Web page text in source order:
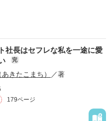
ていた美桜。
二人の関係は壊れてしまう。
両親の離婚によって
れ離れになった。
社長はセフレな私を一途に愛
完
きたこまち） ／著
179ページ